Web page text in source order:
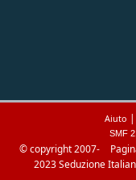
Aiuto |
SMF
© copyright 2007-
2023 Seduzione